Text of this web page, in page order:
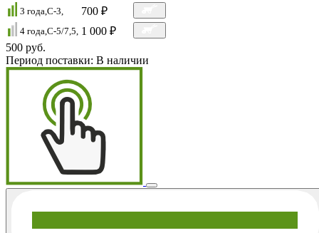
3 года,C-3, 700 ₽
4 года,C-5/7,5, 1 000 ₽
500 руб.
Период поставки: В наличии